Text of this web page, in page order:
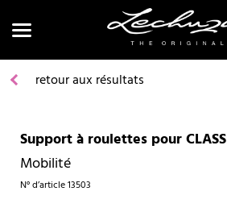
Recherche
retour aux résultats
Support à roulettes pour
Mobilité
N° d’article13503